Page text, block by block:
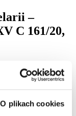
O plikach cookies
–
C 161/20,
w osobie SSO
1 września 2022
naszych klientów z
Ponadto Sąd